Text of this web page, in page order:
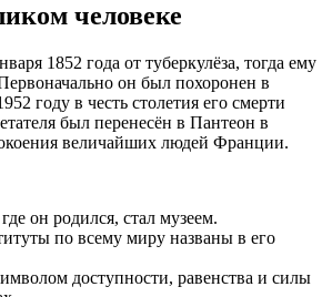
человеке
1852 года от туберкулёза, тогда ему
он был похоронен в
году в честь столетия его смерти
был перенесён в Пантеон в
величайших людей Франции.
он родился, стал музеем.
по всему миру названы в его
доступности, равенства и силы